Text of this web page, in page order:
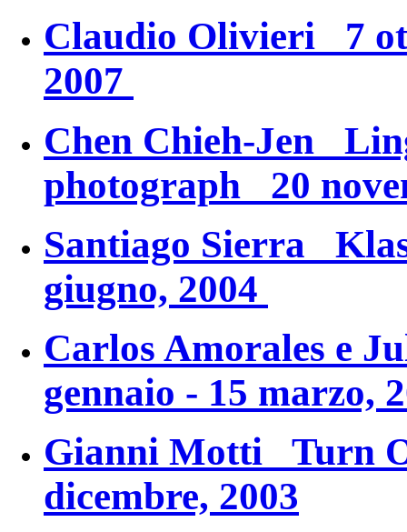
Claudio Olivieri 7
2007
Chen Chieh-Jen
photograph 20
Santiago Sierra
giugno, 2004
Carlos Amorales e
gennaio - 15 marzo,
Gianni Motti Turn
dicembre, 2003